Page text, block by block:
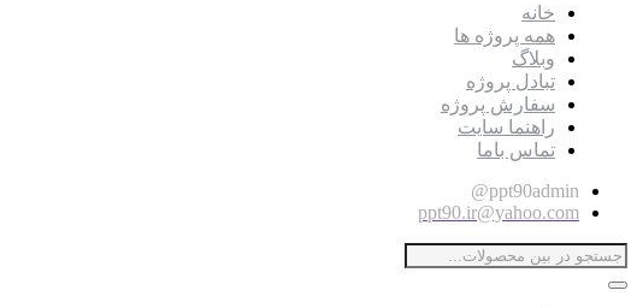
خانه
همه پروژه ها
وبلاگ
تبادل پروژه
سفارش پروژه
راهنما سایت
تماس باما
ppt90admin@
ppt90.ir@yahoo.com